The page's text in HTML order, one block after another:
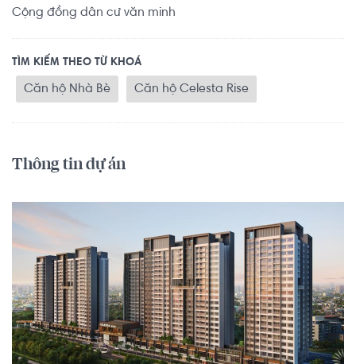
Cộng đồng dân cư văn minh
TÌM KIẾM THEO TỪ KHOÁ
Căn hộ Nhà Bè Căn hộ Celesta Rise
Thông tin dự án